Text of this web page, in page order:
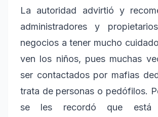
La autoridad advirtió y
administradores y
negocios a tener mucho
ven los niños, pues muchas
ser contactados por mafias
trata de personas o pedófilos.
se les recordó que está